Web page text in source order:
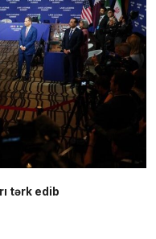
tərk edib